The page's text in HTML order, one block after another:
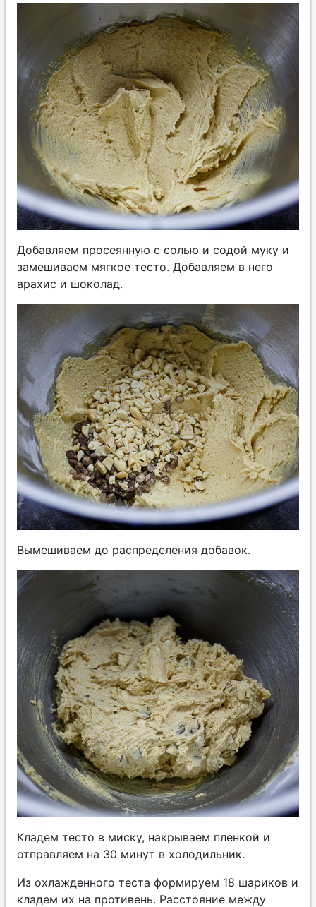
Добавляем просеянную с солью и содой муку и
замешиваем мягкое тесто. Добавляем в него
арахис и шоколад.
Вымешиваем до распределения добавок.
Кладем тесто в миску, накрываем пленкой и
отправляем на 30 минут в холодильник.
Из охлажденного теста формируем 18 шариков и
кладем их на противень. Расстояние между